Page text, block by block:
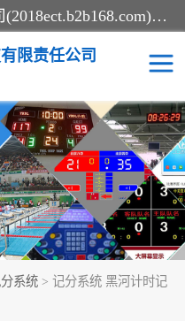
北京易彩通科技有限责任公司(2018ect.b2b168.com)主要提供陕西计时记分系统，全国统一热线：15611947915.北京易彩通科技有限责任公司有一支长期从事智能控制系统研发的高素质的队伍，具有嵌入式系统，视频系统、通信系统、网络系统，体育计时系统的知识和技能。强力打造体育比赛计时计分系统、智能升降旗系统、标准时钟系统、赛事编排及信息发布系统，为用户提供较新的，较廉价的，应用解决方案。
限责任公司
系统 > 记分系统 黑河计时记
游泳计时系统
GPS同步时钟系统
计时记分系统
游泳馆水下摄影采集救生